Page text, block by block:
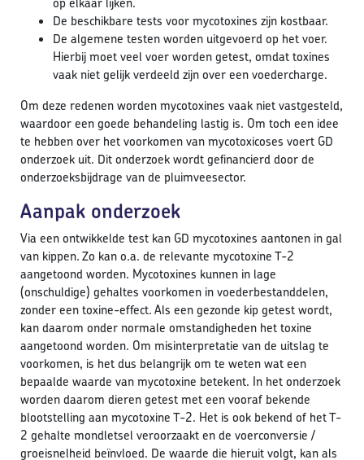
De beschikbare tests voor mycotoxines zijn kostbaar.
De algemene testen worden uitgevoerd op het voer.
Hierbij moet veel voer worden getest, omdat toxines
vaak niet gelijk verdeeld zijn over een voedercharge.
Om deze redenen worden mycotoxines vaak niet vastgesteld,
waardoor een goede behandeling lastig is. Om toch een idee
te hebben over het voorkomen van mycotoxicoses voert GD
onderzoek uit. Dit onderzoek wordt gefinancierd door de
onderzoeksbijdrage van de pluimveesector.
Aanpak onderzoek
Via een ontwikkelde test kan GD mycotoxines aantonen in gal
van kippen. Zo kan o.a. de relevante mycotoxine T-2
aangetoond worden. Mycotoxines kunnen in lage
(onschuldige) gehaltes voorkomen in voederbestanddelen,
zonder een toxine-effect. Als een gezonde kip getest wordt,
kan daarom onder normale omstandigheden het toxine
aangetoond worden. Om misinterpretatie van de uitslag te
voorkomen, is het dus belangrijk om te weten wat een
bepaalde waarde van mycotoxine betekent. In het onderzoek
worden daarom dieren getest met een vooraf bekende
blootstelling aan mycotoxine T-2. Het is ook bekend of het T-
2 gehalte mondletsel veroorzaakt en de voerconversie /
groeisnelheid beïnvloed. De waarde die hieruit volgt, kan als